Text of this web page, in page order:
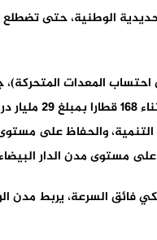
الوطنية، حتى تضطلع
بغلاف مالي قدره 53 مليار درهم (دون احتساب
تطلب تعبئة استثمارات
مستوى مدن الدار البيضاء
السرعة، يربط مدن